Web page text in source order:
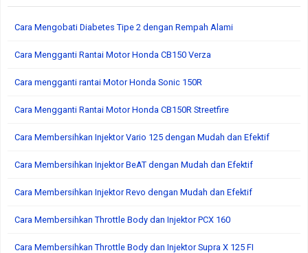
Cara Mengobati Diabetes Tipe 2 dengan Rempah Alami
Cara Mengganti Rantai Motor Honda CB150 Verza
Cara mengganti rantai Motor Honda Sonic 150R
Cara Mengganti Rantai Motor Honda CB150R Streetfire
Cara Membersihkan Injektor Vario 125 dengan Mudah dan Efektif
Cara Membersihkan Injektor BeAT dengan Mudah dan Efektif
Cara Membersihkan Injektor Revo dengan Mudah dan Efektif
Cara Membersihkan Throttle Body dan Injektor PCX 160
Cara Membersihkan Throttle Body dan Injektor Supra X 125 FI